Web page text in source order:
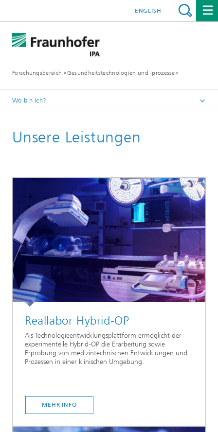
Forschungsbereich »Gesundheitstechnologien und -prozesse«
ENGLISH
Wo bin ich?
Unsere Leistungen
Reallabor Hybrid-OP
Als Technologieentwicklungsplattform ermöglicht der
experimentelle Hybrid-OP die Erarbeitung sowie
Erprobung von medizintechnischen Entwicklungen und
Prozessen in einer klinischen Umgebung.
MEHR INFO